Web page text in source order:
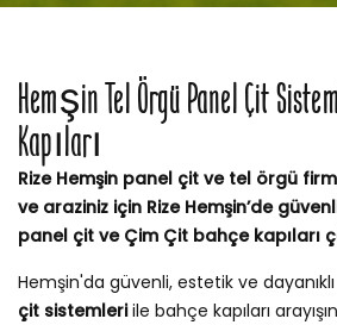
Hemşin Tel Örgü Panel Çit
Kapıları
Rize Hemşin panel çit ve tel örgü
ve araziniz için Rize Hemşin’de
panel çit ve Çim Çit bahçe kapıları
Hemşin'da güvenli, estetik ve dayanıklı
çit sistemleriile bahçe kapıları